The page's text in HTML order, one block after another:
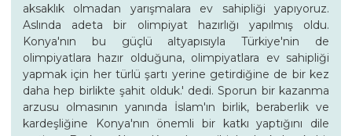
aksaklık olmadan yarışmalara ev sahipliği yapıyoruz.
Aslında adeta bir olimpiyat hazırlığı yapılmış oldu.
Konya'nın bu güçlü altyapısıyla Türkiye'nin de
olimpiyatlara hazır olduğuna, olimpiyatlara ev sahipliği
yapmak için her türlü şartı yerine getirdiğine de bir kez
daha hep birlikte şahit olduk.' dedi. Sporun bir kazanma
arzusu olmasının yanında İslam'ın birlik, beraberlik ve
kardeşliğine Konya'nın önemli bir katkı yaptığını dile